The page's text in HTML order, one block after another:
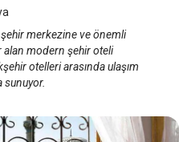
merkezine ve önemli
alan modern şehir oteli
otelleri arasında ulaşım
sunuyor.